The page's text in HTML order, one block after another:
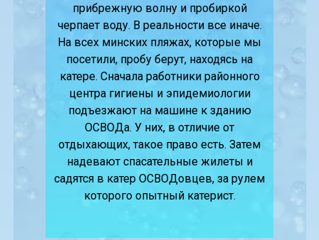
прибрежную волну и пробиркой
черпает воду. В реальности все иначе.
На всех минских пляжах, которые мы
посетили, пробу берут, находясь на
катере. Сначала работники районного
центра гигиены и эпидемиологии
подъезжают на машине к зданию
ОСВОДа. У них, в отличие от
отдыхающих, такое право есть. Затем
надевают спасательные жилеты и
садятся в катер ОСВОДовцев, за рулем
которого опытный катерист.